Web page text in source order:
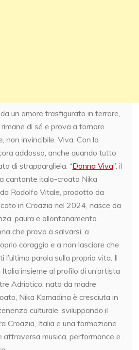
un amore trasfigurato in terrore,
di sé e prova a tornare
non invincibile. Viva. Con la
addosso, anche quando tutto
di strappargliela. “Donna Viva”, il
cantante italo-croata Nika
Rodolfo Vitale, prodotto da
in Croazia nel 2024, nasce da
paura e allontanamento.
che prova a salvarsi, a
coraggio e a non lasciare che
l’ultima parola sulla propria vita. Il
insieme al profilo di un’artista
Adriatico: nata da madre
Nika Komadina è cresciuta in
culturale, sviluppando il
Croazia, Italia e una formazione
attraversa musica, performance e